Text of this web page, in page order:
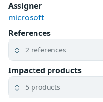
Assigner
microsoft
References
2 references
Impacted products
5 products